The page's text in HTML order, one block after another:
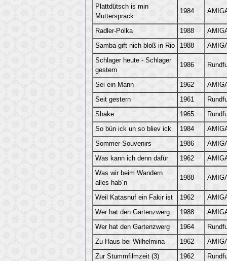
Plattdütsch is min
Muttersprack
1984
Radler-Polka 1988
Samba gift nich bloß in Rio 1988
Schlager heute - Schlager
gestern
1986
Sei ein Mann 1962
Seit gestern 1961
Shake 1965
So bün ick un so bliev ick 1984
Sommer-Souvenirs 1986
Was kann ich denn dafür 1962
Was wir beim Wandern
alles hab´n
1988
Weil Katasnuf ein Fakir ist 1962
Wer hat den Gartenzwerg 1988
Wer hat den Gartenzwerg 1964
Zu Haus bei Wilhelmina 1962
Zur Stummfilmzeit (3) 1962